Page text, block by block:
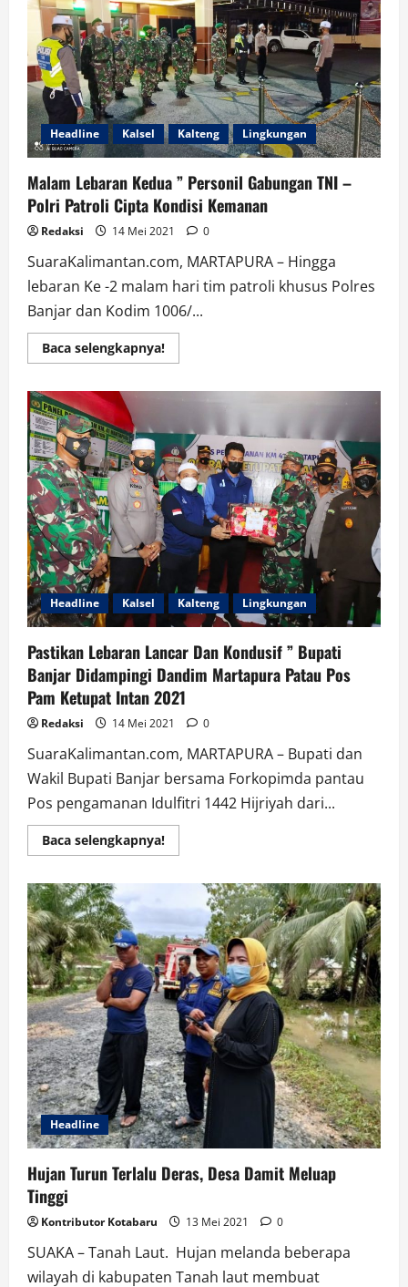
Masyarakat
Bersihkan
Aliran
Sungai
Barabai
Dari
Sampah
Headline Kalsel Kalteng Lingkungan
Malam Lebaran Kedua ” Personil Gabungan TNI –
Polri Patroli Cipta Kondisi Kemanan
Redaksi 14 Mei 2021 0
SuaraKalimantan.com, MARTAPURA – Hingga
lebaran Ke -2 malam hari tim patroli khusus Polres
Banjar dan Kodim 1006/...
Baca selengkapnya!Read
more
Lebaran
Personil
Gabungan
TNI
–
Polri
Patroli
Cipta
Kondisi
Kemanan
Headline Kalsel Kalteng Lingkungan
Pastikan Lebaran Lancar Dan Kondusif ” Bupati
Banjar Didampingi Dandim Martapura Patau Pos
Pam Ketupat Intan 2021
Redaksi 14 Mei 2021 0
SuaraKalimantan.com, MARTAPURA – Bupati dan
Wakil Bupati Banjar bersama Forkopimda pantau
Pos pengamanan Idulfitri 1442 Hijriyah dari...
Baca selengkapnya!Read
more
Lebaran
Dan
Kondusif
”
Bupati
Banjar
Didampingi
Dandim
Martapura
Patau
Pos
Pam
Ketupat Intan
2021
Headline
Hujan Turun Terlalu Deras, Desa Damit Meluap
Tinggi
Kontributor Kotabaru 13 Mei 2021 0
SUAKA – Tanah Laut. Hujan melanda beberapa
wilayah di kabupaten Tanah laut membuat